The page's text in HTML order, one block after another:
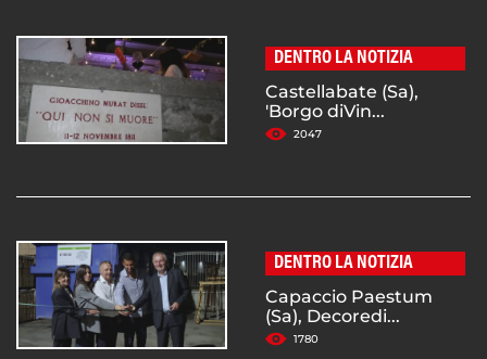
DENTRO LA NOTIZIA
Castellabate (Sa),
'Borgo diVin...
2047
DENTRO LA NOTIZIA
Capaccio Paestum
(Sa), Decoredi...
1780